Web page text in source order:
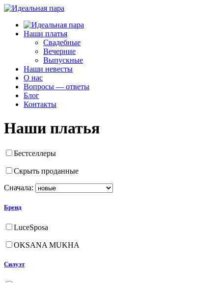
Наши платья
Свадебные
Вечерние
Выпускные
Наши невесты
О нас
Вопросы — ответы
Блог
Контакты
Наши платья
Бестселлеры
Скрыть проданные
Сначала:
Бренд
LuceSposa
OKSANA MUKHA
Силуэт